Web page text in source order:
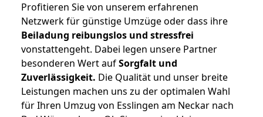
Profitieren Sie von unserem erfahrenen
Netzwerk für günstige Umzüge oder dass ihre
Beiladung reibungslos und stressfrei
vonstattengeht. Dabei legen unsere Partner
besonderen Wert aufSorgfalt und
Zuverlässigkeit. Die Qualität und unser breite
Leistungen machen uns zu der optimalen Wahl
für Ihren Umzug von Esslingen am Neckar nach